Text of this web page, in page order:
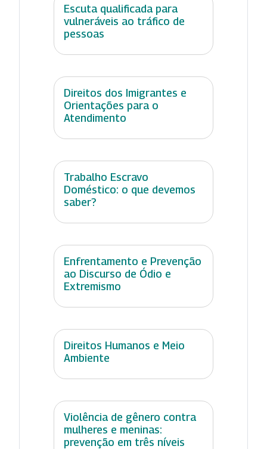
Escuta qualificada para
vulneráveis ao tráfico de
pessoas
Direitos dos Imigrantes e
Orientações para o
Atendimento
Trabalho Escravo
Doméstico: o que devemos
saber?
Enfrentamento e Prevenção
ao Discurso de Ódio e
Extremismo
Direitos Humanos e Meio
Ambiente
Violência de gênero contra
mulheres e meninas:
prevenção em três níveis